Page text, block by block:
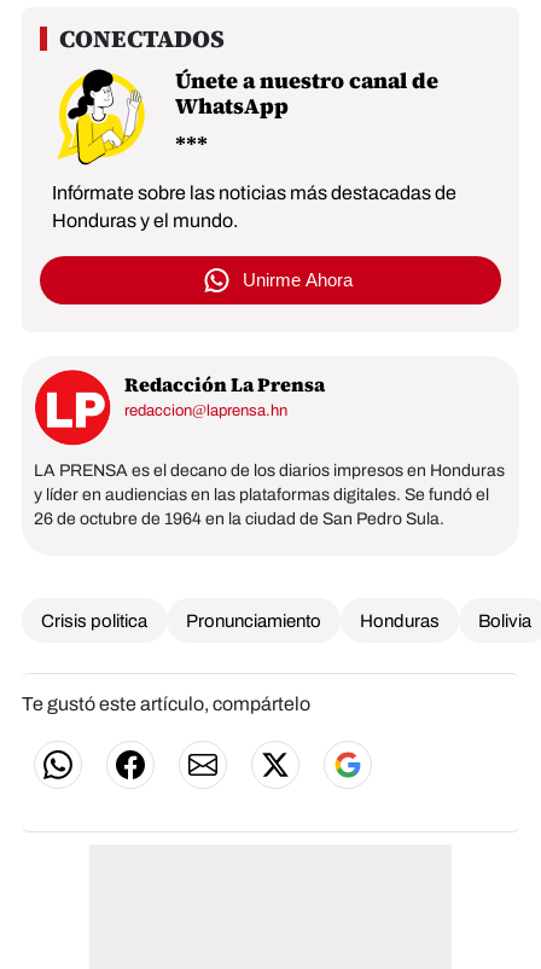
Únete a nuestro canal de
WhatsApp
Infórmate sobre las noticias más destacadas de
Honduras y el mundo.
Unirme Ahora
Redacción La Prensa
redaccion@laprensa.hn
LA PRENSA es el decano de los diarios impresos en Honduras
y líder en audiencias en las plataformas digitales. Se fundó el
26 de octubre de 1964 en la ciudad de San Pedro Sula.
Crisis politica Pronunciamiento Honduras Bolivia
Te gustó este artículo, compártelo